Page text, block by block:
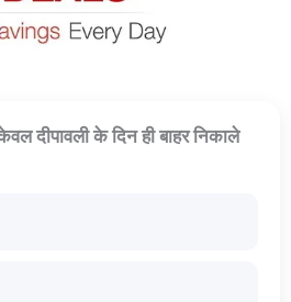
दीपावली के दिन ही बाहर निकाले